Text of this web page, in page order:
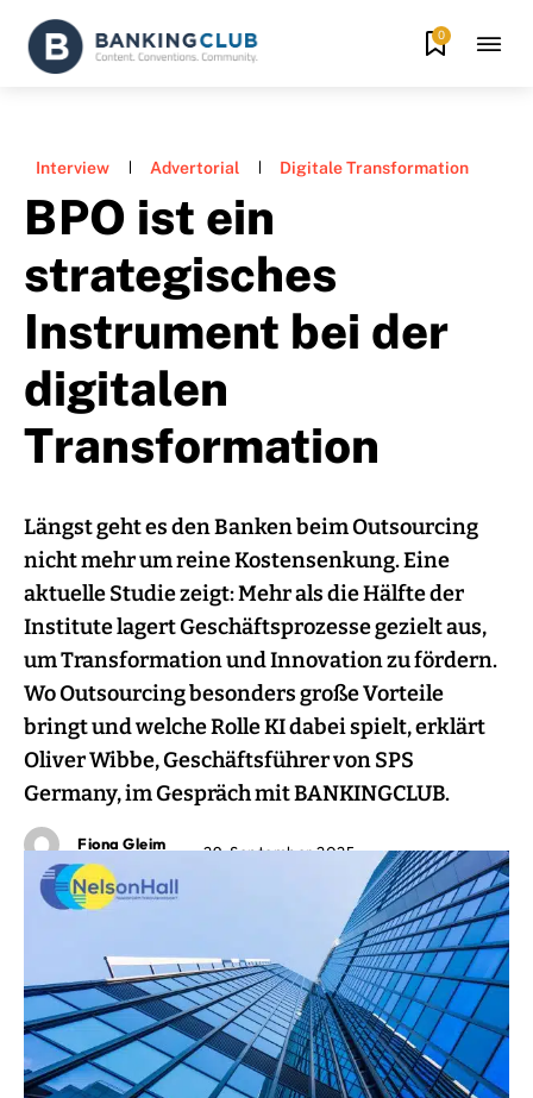
0
Interview Advertorial Digitale Transformation
BPO ist ein
strategisches
Instrument bei der
digitalen
Transformation
Längst geht es den Banken beim Outsourcing
nicht mehr um reine Kostensenkung. Eine
aktuelle Studie zeigt: Mehr als die Hälfte der
Institute lagert Geschäftsprozesse gezielt aus,
um Transformation und Innovation zu fördern.
Wo Outsourcing besonders große Vorteile
bringt und welche Rolle KI dabei spielt, erklärt
Oliver Wibbe, Geschäftsführer von SPS
Germany, im Gespräch mit BANKINGCLUB.
Fiona Gleim 29. September 2025